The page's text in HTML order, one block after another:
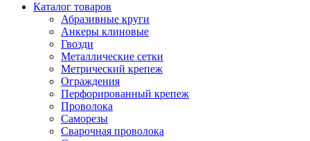
Каталог товаров
Абразивные круги
Анкеры клиновые
Гвозди
Металлические сетки
Метрический крепеж
Ограждения
Перфорированный крепеж
Проволока
Саморезы
Сварочная проволока